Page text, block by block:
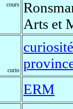
cours
Arts et
curio
ERM